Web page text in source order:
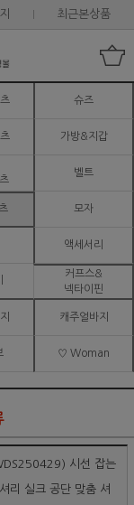
최근본상품
슈즈
가방&지갑
벨트
모자
액세서리
커프스&
넥타이핀
캐주얼바지
♡ Woman
시선 잡는
리 실크 공단 맞춤 셔